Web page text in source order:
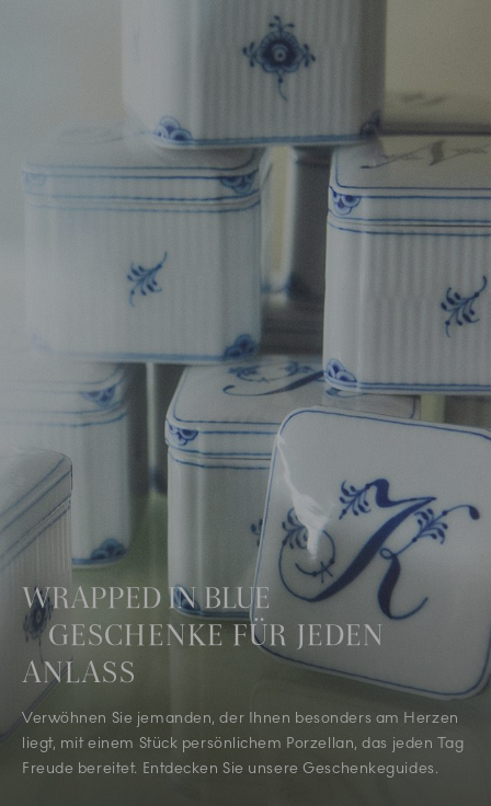
WRAPPED IN BLUE
GESCHENKE FÜR JEDEN
ANLASS
Verwöhnen Sie jemanden, der Ihnen besonders am Herzen
liegt, mit einem Stück persönlichem Porzellan, das jeden Tag
Freude bereitet. Entdecken Sie unsere Geschenkeguides.